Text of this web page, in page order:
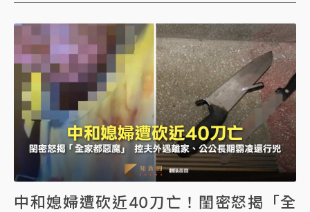
還嗆聲才行兇。檢察官上午會同法醫解剖死者遺體，死
者親友到場，痛哭喊著死者名字，「不要怕，我們都在
這裡陪妳」。
中和媳婦遭砍近40刀亡！閨密怒揭「全